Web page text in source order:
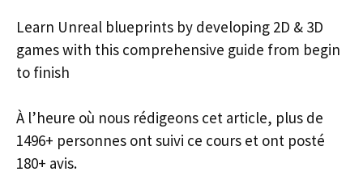
Learn Unreal blueprints by developing 2D & 3D
games with this comprehensive guide from begin
to finish
À l’heure où nous rédigeons cet article, plus de
1496+ personnes ont suivi ce cours et ont posté
180+ avis.